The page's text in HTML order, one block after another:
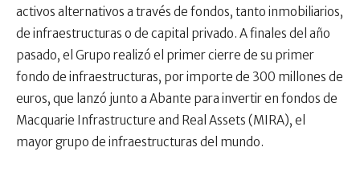
activos alternativos a través de fondos, tanto inmobiliarios,
de infraestructuras o de capital privado. A finales del año
pasado, el Grupo realizó el primer cierre de su primer
fondo de infraestructuras, por importe de 300 millones de
euros, que lanzó junto a Abante para invertir en fondos de
Macquarie Infrastructure and Real Assets (MIRA), el
mayor grupo de infraestructuras del mundo.